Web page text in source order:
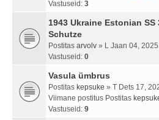
Vastuseid: 3
1943 Ukraine Estonian
Schutze
Postitas arvolv » L Jaan 04,
Vastuseid: 0
Vasula ümbrus
Postitas kepsuke » T Dets 17,
Viimane postitus Postitas
Vastuseid: 9